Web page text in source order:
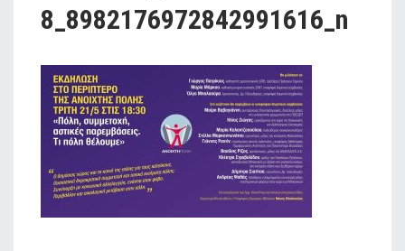
8_8982176972842991616_n